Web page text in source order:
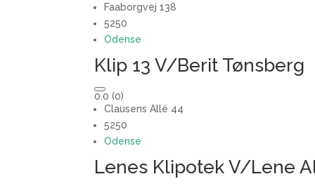
Faaborgvej 138
5250
Odense
Klip 13 V/Berit Tønsberg
0.0 (0)
Clausens Allé 44
5250
Odense
Lenes Klipotek V/Lene